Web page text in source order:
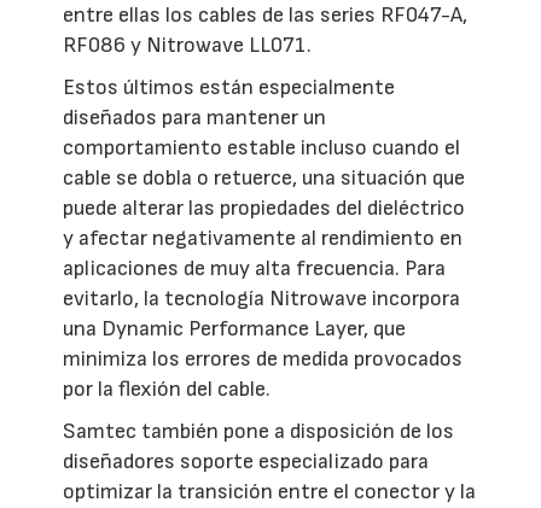
entre ellas los cables de las series RF047-A,
RF086 y Nitrowave LL071.
Estos últimos están especialmente
diseñados para mantener un
comportamiento estable incluso cuando el
cable se dobla o retuerce, una situación que
puede alterar las propiedades del dieléctrico
y afectar negativamente al rendimiento en
aplicaciones de muy alta frecuencia. Para
evitarlo, la tecnología Nitrowave incorpora
una Dynamic Performance Layer, que
minimiza los errores de medida provocados
por la flexión del cable.
Samtec también pone a disposición de los
diseñadores soporte especializado para
optimizar la transición entre el conector y la